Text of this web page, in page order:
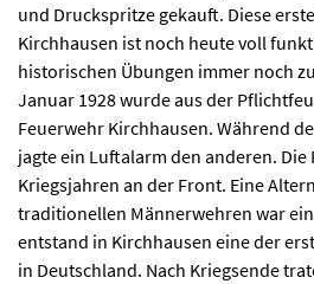
und Druckspritze gekauft. Diese
Kirchhausen ist noch heute voll
historischen Übungen immer noch
Januar 1928 wurde aus der
Feuerwehr Kirchhausen. Während
jagte ein Luftalarm den anderen.
Kriegsjahren an der Front. Eine
traditionellen Männerwehren war
entstand in Kirchhausen eine der
in Deutschland. Nach Kriegsende